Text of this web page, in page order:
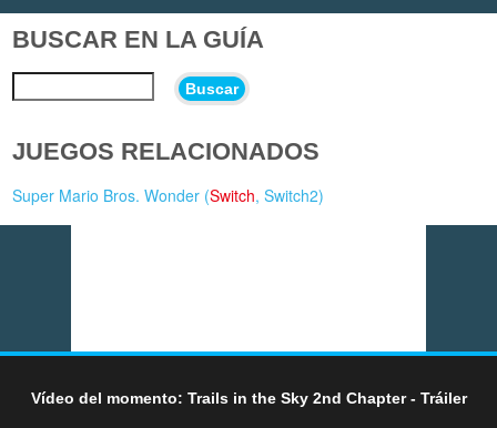
BUSCAR EN LA GUÍA
Buscar
JUEGOS RELACIONADOS
Super Mario Bros. Wonder (Switch,Switch2)
Vídeo del momento: Trails in the Sky 2nd Chapter - Tráiler